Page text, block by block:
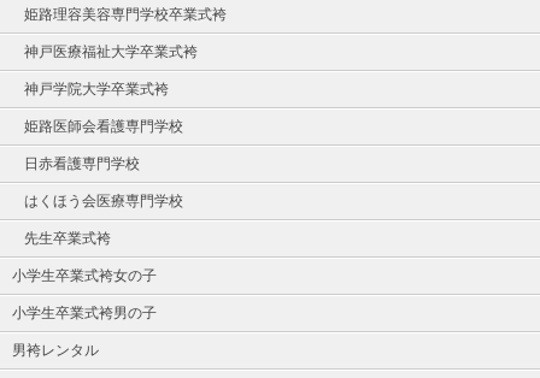
姫路理容美容専門学校卒業式袴
神戸医療福祉大学卒業式袴
神戸学院大学卒業式袴
姫路医師会看護専門学校
日赤看護専門学校
はくほう会医療専門学校
先生卒業式袴
小学生卒業式袴女の子
小学生卒業式袴男の子
男袴レンタル